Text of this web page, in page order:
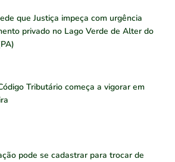
que Justiça impeça com urgência
privado no Lago Verde de Alter do
Tributário começa a vigorar em
pode se cadastrar para trocar de